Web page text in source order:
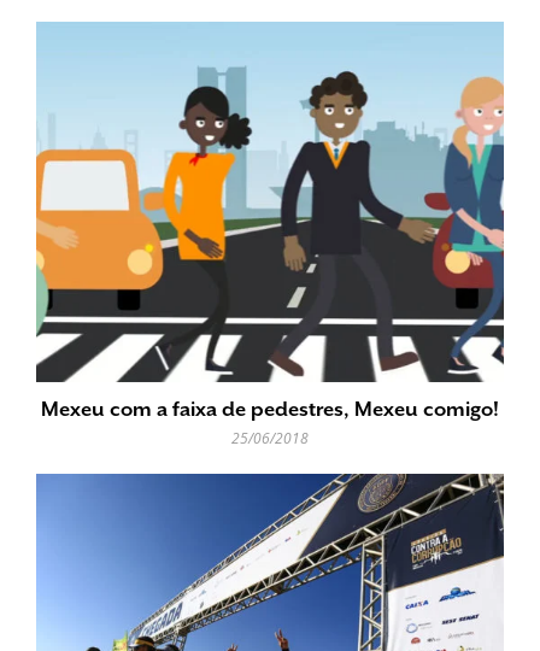
Mexeu com a faixa de pedestres, Mexeu comigo!
25/06/2018